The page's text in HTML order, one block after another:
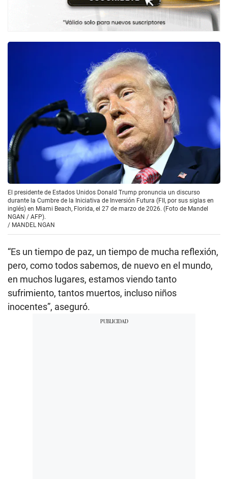
El presidente de Estados Unidos Donald Trump pronuncia un discurso
durante la Cumbre de la Iniciativa de Inversión Futura (FII, por sus siglas en
inglés) en Miami Beach, Florida, el 27 de marzo de 2026. (Foto de Mandel
NGAN / AFP).
/ MANDEL NGAN
“Es un tiempo de paz, un tiempo de mucha reflexión,
pero, como todos sabemos, de nuevo en el mundo,
en muchos lugares, estamos viendo tanto
sufrimiento, tantos muertos, incluso niños
inocentes”, aseguró.